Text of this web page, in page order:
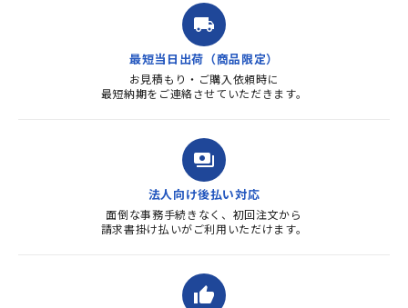
ました。商品到着も早く、品
質・使いやすさで満足していま
す。また、リピートするときは
よろしくお...
local_shipping
最短当日出荷（商品限定）
お見積もり・ご購入依頼時に
最短納期をご連絡させていただきます。
payments
法人向け後払い対応
面倒な事務手続きなく、初回注文から
請求書掛け払いがご利用いただけます。
thumb_up